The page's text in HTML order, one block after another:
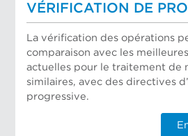
VÉRIFICATION DE
La vérification des opérations
comparaison avec les
actuelles pour le traitement de
similaires, avec des directives
progressive.